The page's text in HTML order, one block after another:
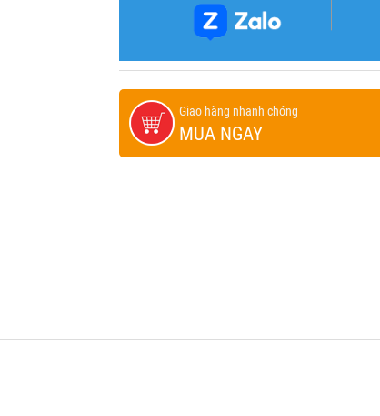
Giao hàng nhanh chóng
MUA NGAY